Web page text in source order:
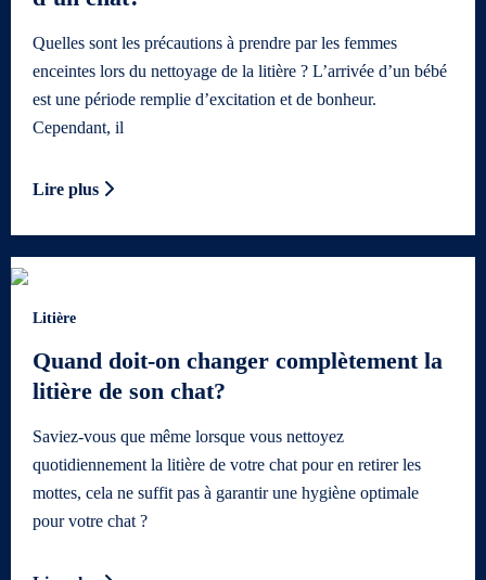
Quelles sont les précautions à prendre par les femmes
enceintes lors du nettoyage de la litière ? L’arrivée d’un bébé
est une période remplie d’excitation et de bonheur.
Cependant, il
Lire plus
Litière
Quand doit-on changer complètement la
litière de son chat?
Saviez-vous que même lorsque vous nettoyez
quotidiennement la litière de votre chat pour en retirer les
mottes, cela ne suffit pas à garantir une hygiène optimale
pour votre chat ?